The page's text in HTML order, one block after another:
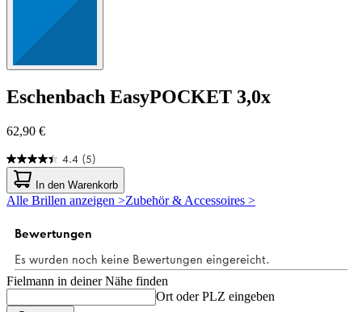
Eschenbach EasyPOCKET 3,0x
62,90 €
4.4 (5)
4.4
von
5
Sternen.
Bewertungen
In den Warenkorb
Alle Brillen anzeigen >Zubehör & Accessoires >
Fielmann in deiner Nähe finden
Ort oder PLZ eingeben